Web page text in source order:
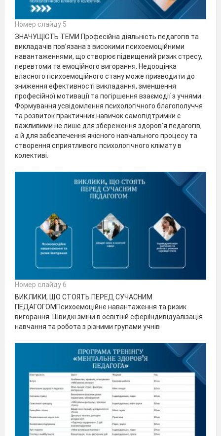
Номер слайду 5
ЗНАЧУЩІСТЬ ТЕМИ Професійна діяльність педагогів та
викладачів пов’язана з високими психоемоційними
навантаженнями, що створює підвищений ризик стресу,
перевтоми та емоційного вигорання. Недооцінка
власного психоемоційного стану може призводити до
зниження ефективності викладання, зменшення
професійної мотивації та погіршення взаємодії з учнями.
Формування усвідомлення психологічного благополуччя
та розвиток практичних навичок самопідтримки є
важливими не лише для збереження здоров’я педагогів,
а й для забезпечення якісного навчального процесу та
створення сприятливого психологічного клімату в
колективі.
Номер слайду 6
ВИКЛИКИ, ЩО СТОЯТЬ ПЕРЕД СУЧАСНИМ
ПЕДАГОГОМПсихоемоційне навантаження та ризик
вигорання. Швидкі зміни в освітній сферіІндивідуалізація
навчання та робота з різними групами учнів